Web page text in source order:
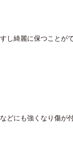
し綺麗に保つことが
どにも強くなり傷が